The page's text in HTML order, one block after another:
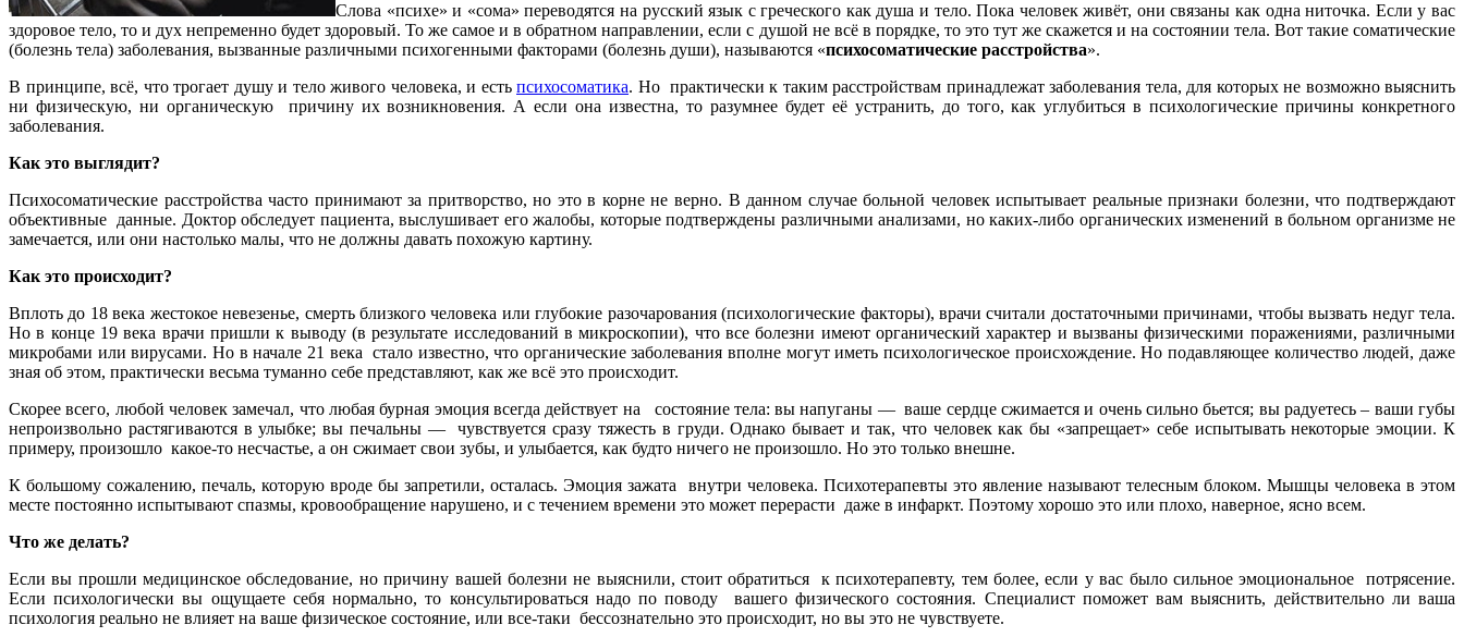
Слова «психе» и «сома» переводятся на русский язык с греческого как душа и тело. Пока человек живёт, они связаны как одна ниточка. Если у вас
здоровое тело, то и дух непременно будет здоровый. То же самое и в обратном направлении, если с душой не всё в порядке, то это тут же скажется и на состоянии тела. Вот такие соматические
(болезнь тела) заболевания, вызванные различными психогенными факторами (болезнь души), называются «психосоматические расстройства».
В принципе, всё, что трогает душу и тело живого человека, и есть психосоматика. Но практически к таким расстройствам принадлежат заболевания тела, для которых не возможно выяснить
ни физическую, ни органическую причину их возникновения. А если она известна, то разумнее будет её устранить, до того, как углубиться в психологические причины конкретного
заболевания.
Как это выглядит?
Психосоматические расстройства часто принимают за притворство, но это в корне не верно. В данном случае больной человек испытывает реальные признаки болезни, что подтверждают
объективные данные. Доктор обследует пациента, выслушивает его жалобы, которые подтверждены различными анализами, но каких-либо органических изменений в больном организме не
замечается, или они настолько малы, что не должны давать похожую картину.
Как это происходит?
Вплоть до 18 века жестокое невезенье, смерть близкого человека или глубокие разочарования (психологические факторы), врачи считали достаточными причинами, чтобы вызвать недуг тела.
Но в конце 19 века врачи пришли к выводу (в результате исследований в микроскопии), что все болезни имеют органический характер и вызваны физическими поражениями, различными
микробами или вирусами. Но в начале 21 века стало известно, что органические заболевания вполне могут иметь психологическое происхождение. Но подавляющее количество людей, даже
зная об этом, практически весьма туманно себе представляют, как же всё это происходит.
Скорее всего, любой человек замечал, что любая бурная эмоция всегда действует на состояние тела: вы напуганы — ваше сердце сжимается и очень сильно бьется; вы радуетесь – ваши губы
непроизвольно растягиваются в улыбке; вы печальны — чувствуется сразу тяжесть в груди. Однако бывает и так, что человек как бы «запрещает» себе испытывать некоторые эмоции. К
примеру, произошло какое-то несчастье, а он сжимает свои зубы, и улыбается, как будто ничего не произошло. Но это только внешне.
К большому сожалению, печаль, которую вроде бы запретили, осталась. Эмоция зажата внутри человека. Психотерапевты это явление называют телесным блоком. Мышцы человека в этом
месте постоянно испытывают спазмы, кровообращение нарушено, и с течением времени это может перерасти даже в инфаркт. Поэтому хорошо это или плохо, наверное, ясно всем.
Что же делать?
Если вы прошли медицинское обследование, но причину вашей болезни не выяснили, стоит обратиться к психотерапевту, тем более, если у вас было сильное эмоциональное потрясение.
Если психологически вы ощущаете себя нормально, то консультироваться надо по поводу вашего физического состояния. Специалист поможет вам выяснить, действительно ли ваша
психология реально не влияет на ваше физическое состояние, или все-таки бессознательно это происходит, но вы это не чувствуете.